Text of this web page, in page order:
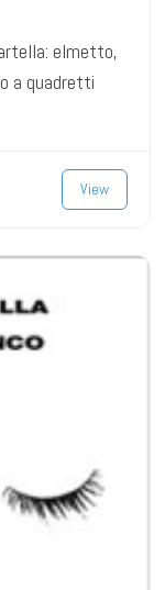
elmetto,
a quadretti
View